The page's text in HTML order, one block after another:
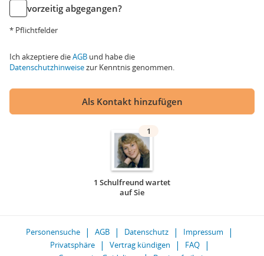
vorzeitig abgegangen?
* Pflichtfelder
Ich akzeptiere dieAGB und habe die
Datenschutzhinweisezur Kenntnis genommen.
Als Kontakt hinzufügen
1
1 Schulfreund wartet
auf Sie
Personensuche AGB Datenschutz
Impressum
Privatsphäre
Vertrag kündigen
FAQ